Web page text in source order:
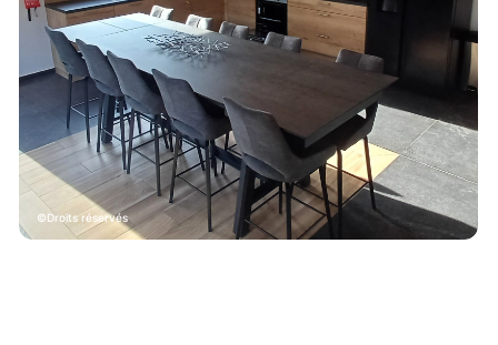
Droits réservés